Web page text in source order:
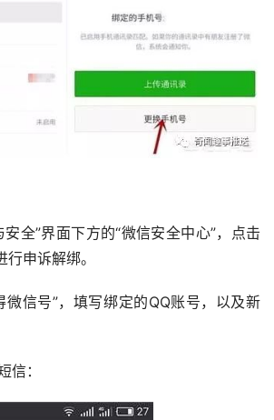
全”界面下方的“微信安全中心”，点击
行申诉解绑。
微信号”，填写绑定的QQ账号，以及新
信：